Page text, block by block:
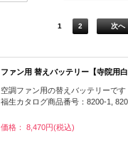
1 2 次へ
ファン用 替えバッテリー【寺院用白
空調ファン用の替えバッテリーです
福生カタログ商品番号：8200-1,
価格： 8,470円(税込)